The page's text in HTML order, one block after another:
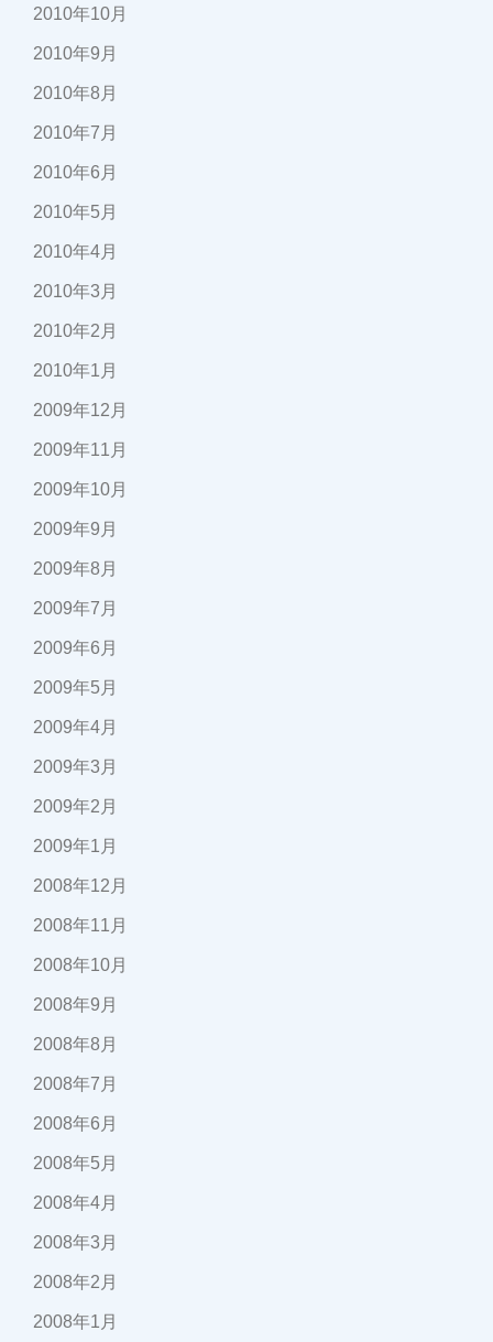
2010年10月
2010年9月
2010年8月
2010年7月
2010年6月
2010年5月
2010年4月
2010年3月
2010年2月
2010年1月
2009年12月
2009年11月
2009年10月
2009年9月
2009年8月
2009年7月
2009年6月
2009年5月
2009年4月
2009年3月
2009年2月
2009年1月
2008年12月
2008年11月
2008年10月
2008年9月
2008年8月
2008年7月
2008年6月
2008年5月
2008年4月
2008年3月
2008年2月
2008年1月